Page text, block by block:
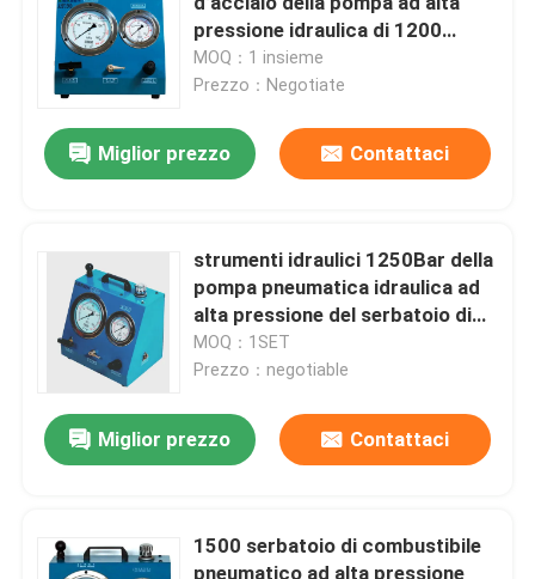
pressione idraulica di 1200
Antivari
MOQ：1 insieme
Prezzo：Negotiate
Miglior prezzo Contattaci
strumenti idraulici 1250Bar della
pompa pneumatica idraulica ad
alta pressione del serbatoio di
combustibile 3.5L
MOQ：1SET
Prezzo：negotiable
Miglior prezzo Contattaci
1500 serbatoio di combustibile
pneumatico ad alta pressione